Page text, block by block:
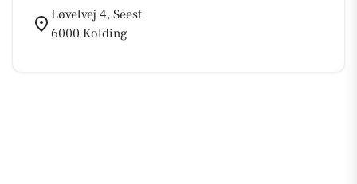
Løvelvej 4, Seest
6000 Kolding